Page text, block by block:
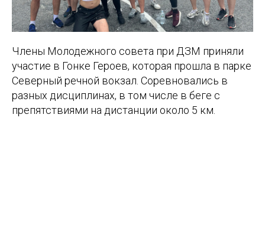
Члены Молодежного совета при ДЗМ приняли
участие в Гонке Героев, которая прошла в парке
Северный речной вокзал. Соревновались в
разных дисциплинах, в том числе в беге с
препятствиями на дистанции около 5 км.